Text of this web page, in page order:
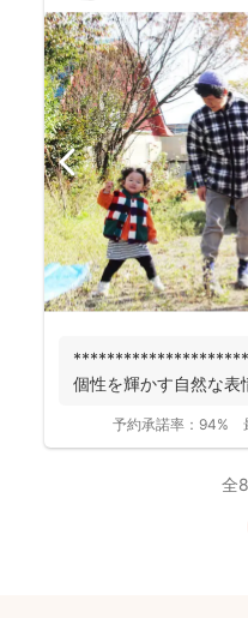
個性を輝かす自然な表
予約承諾率： 94%
全